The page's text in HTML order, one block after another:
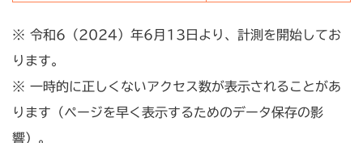
※ 令和6（2024）年6月13日より、計測を開始してお
ります。
※ 一時的に正しくないアクセス数が表示されることがあ
ります（ページを早く表示するためのデータ保存の影
響）。